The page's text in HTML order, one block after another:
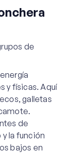
de
y físicas. Aquí
galletas
de
la función
bajos en